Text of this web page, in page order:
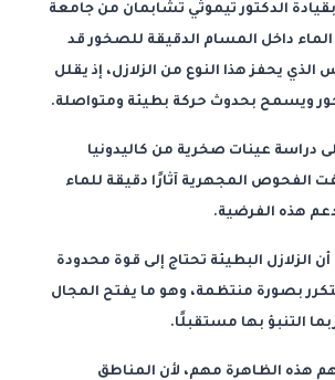
الدكتور تيموثي تشابمان من جامعة
الماء داخل المسام الدقيقة للصخور قد
الذي يحفز هذا النوع من الزلازل، إذ يقلل
ويسمح بحدوث حركة بطيئة ومتواصلة.
دراسة عينات صخرية من كاليدونيا
الفحوص المجهرية آثارًا دقيقة للماء
هذه الفرضية.
الزلازل البطيئة تحتاج إلى قوة محدودة
بصورة منتظمة، وهو ما يفتح المجال
التنبؤ بها مستقبلًا.
هذه الظاهرة مهم، لأن المناطق